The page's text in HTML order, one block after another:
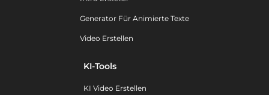
Generator Für Animierte Texte
Video Erstellen
KI-Tools
KI Video Erstellen